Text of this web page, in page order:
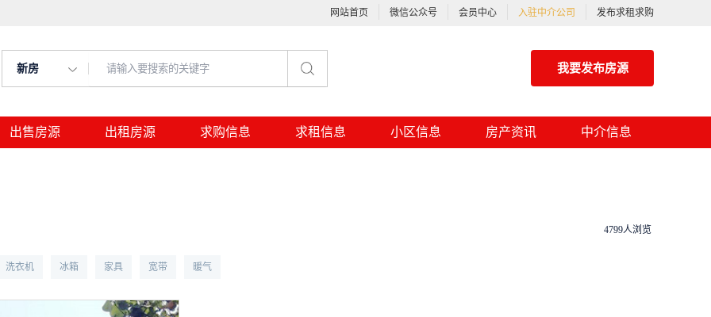
网站首页 微信公众号 会员中心 入驻中介公司 发布求租求购
新房 我要发布房源
出售房源 出租房源 求购信息 求租信息 小区信息 房产资讯 中介信息
洗衣机 冰箱 家具 宽带 暖气
4799人浏览